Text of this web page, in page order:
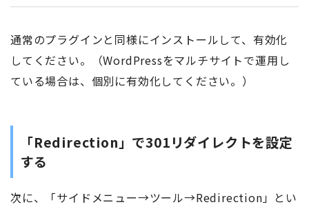
通常のプラグインと同様にインストールして、有効化
してください。（WordPressをマルチサイトで運用し
ている場合は、個別に有効化してください。）
「Redirection」で301リダイレクトを設定
する
次に、「サイドメニュー→ツール→Redirection」とい